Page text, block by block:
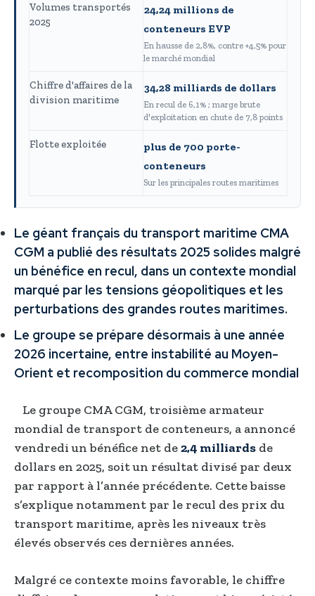
Volumes transportés
2025
24,24 millions de
conteneurs EVP
En hausse de 2,8%, contre +4,5% pour
le marché mondial
Chiffre d'affaires de la
division maritime
34,28 milliards de dollars
En recul de 6,1% ; marge brute
d'exploitation en chute de 7,8 points
Flotte exploitée
plus de 700 porte-
conteneurs
Sur les principales routes maritimes
Le géant français du transport maritime CMA
CGM a publié des résultats 2025 solides malgré
un bénéfice en recul, dans un contexte mondial
marqué par les tensions géopolitiques et les
perturbations des grandes routes maritimes.
Le groupe se prépare désormais à une année
2026 incertaine, entre instabilité au Moyen-
Orient et recomposition du commerce mondial
Le groupe CMA CGM, troisième armateur
mondial de transport de conteneurs, a annoncé
vendredi un bénéfice net de2,4 milliards de
dollars en 2025, soit un résultat divisé par deux
par rapport à l’année précédente. Cette baisse
s’explique notamment par le recul des prix du
transport maritime, après les niveaux très
élevés observés ces dernières années.
Malgré ce contexte moins favorable, le chiffre